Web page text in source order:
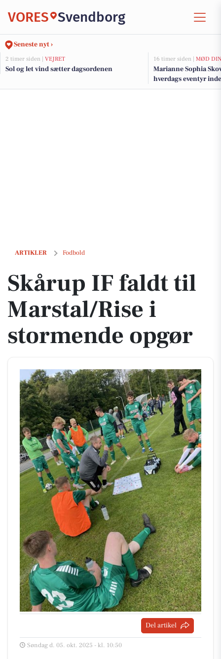
VORES Svendborg
Seneste nyt ›
2 timer siden | VEJRET
Sol og let vind sætter dagsordenen
16 timer siden | MØD
Marianne Sophia
hverdags eventyr
ARTIKLER Fodbold
Skårup IF faldt til Marstal/Rise i stormende opgør
Skårup IF faldt til
Marstal/Rise i
stormende opgør
Del artikel
Søndag d. 05. okt. 2025 - kl. 10:50